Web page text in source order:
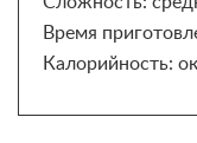
Время
Калорийность: